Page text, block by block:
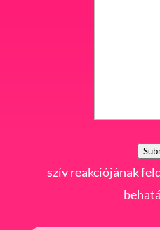
szív reakciójának